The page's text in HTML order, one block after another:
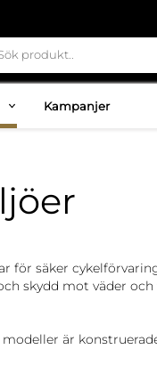
Kampanjer
för säker
skydd mot väder och
är